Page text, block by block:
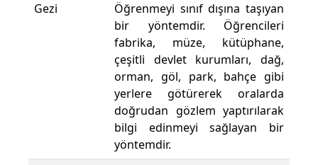
Gezi
Öğrenmeyi sınıf dışına taşıyan
bir yöntemdir. Öğrencileri
fabrika, müze, kütüphane,
çeşitli devlet kurumları, dağ,
orman, göl, park, bahçe gibi
yerlere götürerek oralarda
doğrudan gözlem yaptırılarak
bilgi edinmeyi sağlayan bir
yöntemdir.